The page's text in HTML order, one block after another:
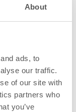
About
ads, to
our traffic.
of our site with
partners who
you’ve
250 (200-
300)
7